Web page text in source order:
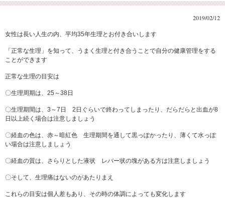
2019/02/12
女性は長い人生の内、平均35年生理とお付き合いします
「正常な生理」を知って、うまく生理と付き合うことで自分の健康管理をする
ことができます
正常な生理の目安は
〇生理周期は、25～38日
〇生理期間は、3～7日 2日ぐらいで終わってしまったり、だらだらと出血が8
日以上続く場合は注意しましょう
〇経血の色は、赤～暗紅色 生理期間を通して黒っぽかったり、薄くて水っぽ
い場合は注意しましょう
〇経血の質は、さらりとした液状 レバー状の塊がある方は注意しましょう
〇そして、生理痛はないのがあたりまえ
これらの目安は個人差もあり、その時の体調によっても変化します